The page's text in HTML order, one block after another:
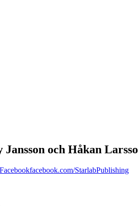
och Håkan
facebook.com/StarlabPublishing